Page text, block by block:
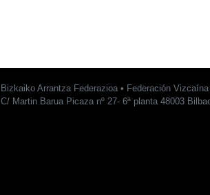
Bizkaiko Arrantza Federazioa • Federación
C/ Martin Barua Picaza nº 27- 6ª planta 48003